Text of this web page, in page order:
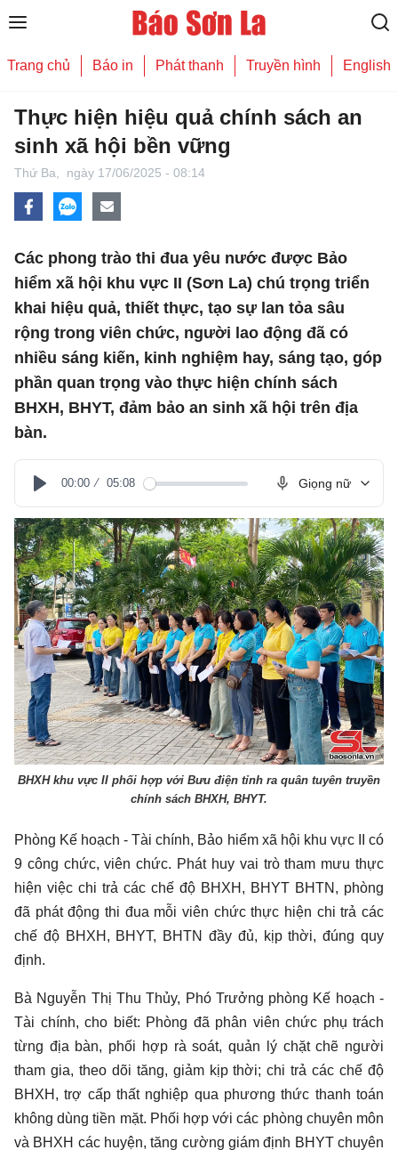
Trang chủ Báo in Phát thanh Truyền hình English
Thực hiện hiệu quả chính sách an
sinh xã hội bền vững
Thứ Ba, ngày 17/06/2025 - 08:14
Các phong trào thi đua yêu nước được Bảo
hiểm xã hội khu vực II (Sơn La) chú trọng triển
khai hiệu quả, thiết thực, tạo sự lan tỏa sâu
rộng trong viên chức, người lao động đã có
nhiều sáng kiến, kinh nghiệm hay, sáng tạo, góp
phần quan trọng vào thực hiện chính sách
BHXH, BHYT, đảm bảo an sinh xã hội trên địa
bàn.
Play
00:00 05:08 Giọng nữ
BHXH khu vực II phối hợp với Bưu điện tỉnh ra quân tuyên truyền
chính sách BHXH, BHYT.
Phòng Kế hoạch - Tài chính, Bảo hiểm xã hội khu vực II có
9 công chức, viên chức. Phát huy vai trò tham mưu thực
hiện việc chi trả các chế độ BHXH, BHYT BHTN, phòng
đã phát động thi đua mỗi viên chức thực hiện chi trả các
chế độ BHXH, BHYT, BHTN đầy đủ, kịp thời, đúng quy
định.
Bà Nguyễn Thị Thu Thủy, Phó Trưởng phòng Kế hoạch -
Tài chính, cho biết: Phòng đã phân viên chức phụ trách
từng địa bàn, phối hợp rà soát, quản lý chặt chẽ người
tham gia, theo dõi tăng, giảm kịp thời; chi trả các chế độ
BHXH, trợ cấp thất nghiệp qua phương thức thanh toán
không dùng tiền mặt. Phối hợp với các phòng chuyên môn
và BHXH các huyện, tăng cường giám định BHYT chuyên